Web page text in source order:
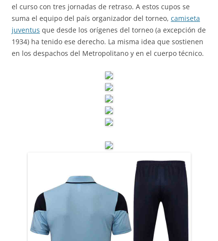
el curso con tres jornadas de retraso. A estos cupos se
suma el equipo del país organizador del torneo, camiseta
juventus que desde los orígenes del torneo (a excepción de
1934) ha tenido ese derecho. La misma idea que sostienen
en los despachos del Metropolitano y en el cuerpo técnico.